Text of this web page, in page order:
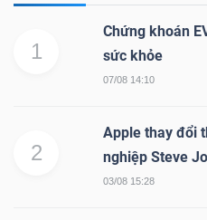
1
Chứng khoán
sức khỏe
07/08 14:10
2
Apple thay đổi
nghiệp Steve
03/08 15:28
ngữ
(-)
vụ